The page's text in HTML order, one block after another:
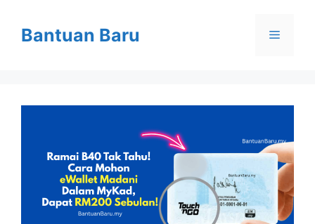
contentBantuan Baru Menu